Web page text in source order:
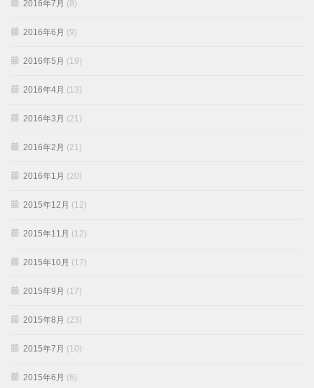
2016年7月 (8)
2016年6月 (9)
2016年5月 (19)
2016年4月 (13)
2016年3月 (21)
2016年2月 (21)
2016年1月 (20)
2015年12月 (12)
2015年11月 (12)
2015年10月 (17)
2015年9月 (17)
2015年8月 (23)
2015年7月 (10)
2015年6月 (6)